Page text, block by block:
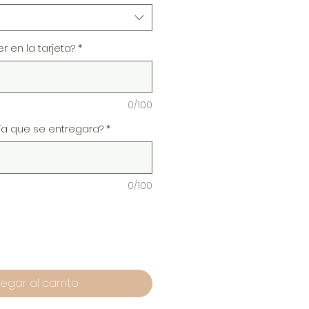
en la tarjeta?*
0/100
que se entregara?*
0/100
al carrito